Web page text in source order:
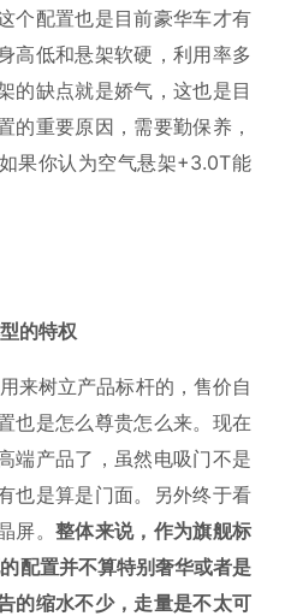
个配置也是目前豪华车才有
高低和悬架软硬，利用率多
的缺点就是娇气，这也是目
的重要原因，需要勤保养，
果你认为空气悬架+3.0T能
的特权
来树立产品标杆的，售价自
也是怎么尊贵怎么来。现在
端产品了，虽然电吸门不是
也是算是门面。另外终于看
屏。 整体来说，作为旗舰标
配置并不算特别奢华或者是
的缩水不少，走量是不太可